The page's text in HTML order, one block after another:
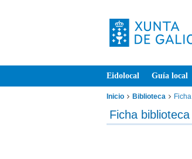
Eidolocal Guía local
Inicio Biblioteca Ficha
Ficha biblioteca